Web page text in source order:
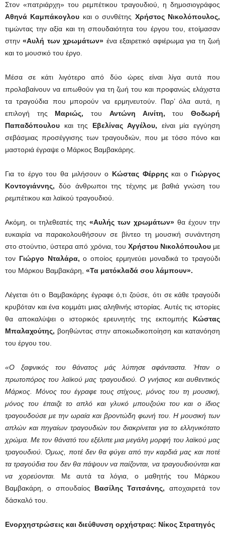
Στον «πατριάρχη» του ρεμπέτικου τραγουδιού, η δημοσιογράφος
Αθηνά Καμπάκογλου και ο συνθέτης Χρήστος Νικολόπουλος,
τιμώντας την αξία και τη σπουδαιότητα του έργου του, ετοίμασαν
στην«Αυλή των χρωμάτων» ένα εξαιρετικό αφιέρωμα για τη ζωή
και το μουσικό του έργο.
Μέσα σε κάτι λιγότερο από δύο ώρες είναι λίγα αυτά που
προλαβαίνουν να ειπωθούν για τη ζωή του και προφανώς ελάχιστα
τα τραγούδια που μπορούν να ερμηνευτούν. Παρ’ όλα αυτά, η
επιλογή της Μαριώς, του Αντώνη Αινίτη, τουΘοδωρή
Παπαδόπουλου και της Εβελίνας Αγγέλου, είναι μία εγγύηση
σεβάσμιας προσέγγισης των τραγουδιών, που με τόσο πόνο και
μαστοριά έγραψε ο Μάρκος Βαμβακάρης.
Για το έργο του θα μιλήσουν ο Κώστας Φέρρης και ο Γιώργος
Κοντογιάννης, δύο άνθρωποι της τέχνης με βαθιά γνώση του
ρεμπέτικου και λαϊκού τραγουδιού.
Ακόμη, οι τηλεθεατές της «Αυλής των χρωμάτων» θα έχουν την
ευκαιρία να παρακολουθήσουν σε βίντεο τη μουσική συνάντηση
στο στούντιο, ύστερα από χρόνια, του Χρήστου Νικολόπουλου με
τον Γιώργο Νταλάρα, ο οποίος ερμηνεύει μοναδικά το τραγούδι
του Μάρκου Βαμβακάρη, «Τα ματόκλαδά σου λάμπουν».
Λέγεται ότι ο Βαμβακάρης έγραφε ό,τι ζούσε, ότι σε κάθε τραγούδι
κρυβόταν και ένα κομμάτι μιας αληθινής ιστορίας. Αυτές τις ιστορίες
θα αποκαλύψει ο ιστορικός ερευνητής της εκπομπής Κώστας
Μπαλαχούτης, βοηθώντας στην αποκωδικοποίηση και κατανόηση
του έργου του.
«Ο ξαφνικός του θάνατος μάς λύπησε αφάνταστα. Ήταν ο
πρωτοπόρος του λαϊκού μας τραγουδιού. Ο γνήσιος και αυθεντικός
Μάρκος. Μόνος του έγραφε τους στίχους, μόνος του τη μουσική,
μόνος του έπαιζε το απλό και γλυκό μπουζούκι του και ο ίδιος
τραγουδούσε με την ωραία και βροντώδη φωνή του. Η μουσική των
απλών και πηγαίων τραγουδιών του διακρίνεται για το ελληνικότατο
χρώμα. Με τον θάνατό του εξέλιπε μια μεγάλη μορφή του λαϊκού μας
τραγουδιού. Όμως, ποτέ δεν θα φύγει από την καρδιά μας και ποτέ
τα τραγούδια του δεν θα πάψουν να παίζονται, να τραγουδιούνται και
να χορεύονται.
Με αυτά τα λόγια, ο μαθητής του Μάρκου
Βαμβακάρη, ο σπουδαίος Βασίλης Τσιτσάνης, αποχαιρετά τον
δάσκαλό του.
Ενορχηστρώσεις και διεύθυνση ορχήστρας: Νίκος Στρατηγός